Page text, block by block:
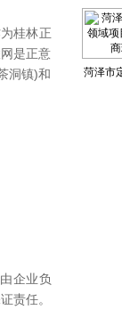
桂林正
是正意
洞镇)和
企业负
责任。
行，邮
扎实开
菏泽市